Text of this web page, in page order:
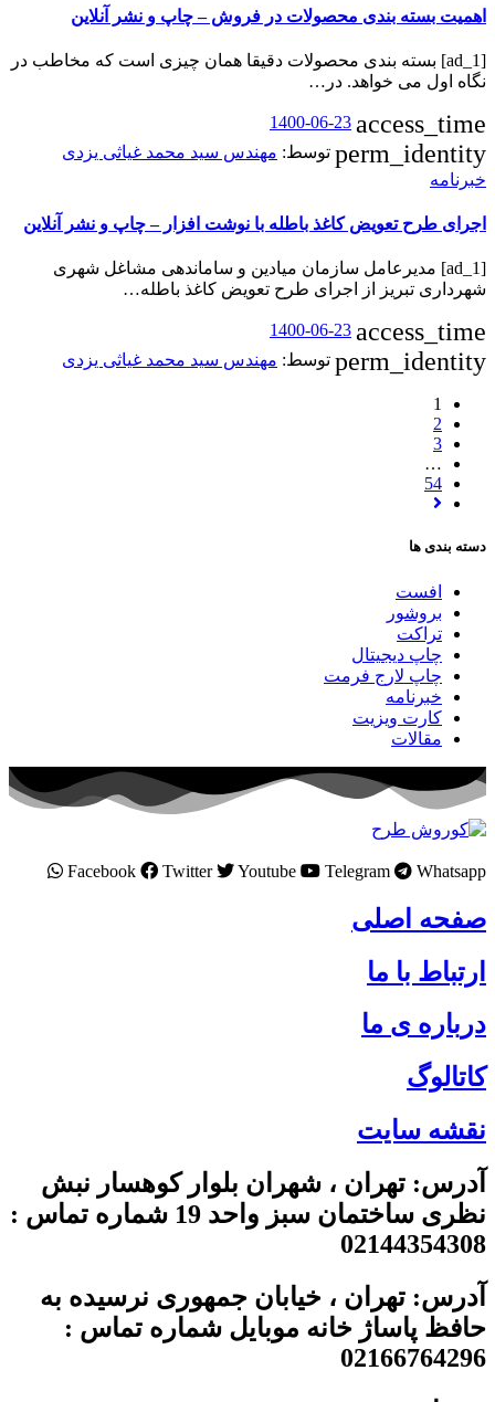
اهمیت بسته بندی محصولات در فروش – چاپ و نشر آنلاین
[ad_1] بسته بندی محصولات دقیقا همان چیزی است که مخاطب در
نگاه اول می‌ خواهد. در…
access_time
1400-06-23
perm_identity توسط: مهندس سید محمد غیاثی یزدی
خبرنامه
اجرای طرح تعویض کاغذ باطله با نوشت افزار – چاپ و نشر آنلاین
[ad_1] مدیرعامل سازمان میادین و ساماندهی مشاغل شهری
شهرداری تبریز از اجرای طرح تعویض کاغذ باطله…
access_time
1400-06-23
perm_identity توسط: مهندس سید محمد غیاثی یزدی
1
2
3
…
54
دسته بندی ها
افست
بروشور
تراکت
چاپ دیجیتال
چاپ لارج فرمت
خبرنامه
کارت ویزیت
مقالات
Facebook Twitter Youtube Telegram Whatsapp
صفحه اصلی
ارتباط با ما
درباره ی ما
کاتالوگ
نقشه سایت
آدرس: تهران ، شهران بلوار کوهسار نبش
نظری ساختمان سبز واحد 19 شماره تماس :
02144354308
آدرس: تهران ، خیابان جمهوری نرسیده به
حافظ پاساژ خانه موبایل شماره تماس :
02166764296